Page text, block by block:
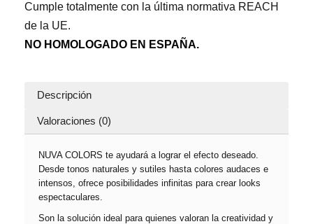
Cumple totalmente con la última normativa REACH
de la UE.
NO HOMOLOGADO EN ESPAÑA.
Descripción
Valoraciones (0)
NUVA COLORS te ayudará a lograr el efecto deseado.
Desde tonos naturales y sutiles hasta colores audaces e
intensos, ofrece posibilidades infinitas para crear looks
espectaculares.
Son la solución ideal para quienes valoran la creatividad y